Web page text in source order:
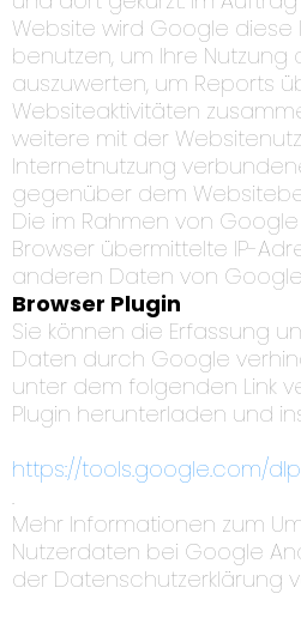
Website wird Google
benutzen, um Ihre Nutzung
auszuwerten, um Reports
Websiteaktivitäten
weitere mit der
Internetnutzung
gegenüber dem
Die im Rahmen von
Browser übermittelte IP-
anderen Daten von
Browser Plugin
Sie können die Erfassung
Daten durch Google
unter dem folgenden Link
Plugin herunterladen und
https://tools.google.com/
.
Mehr Informationen zum
Nutzerdaten bei Google
der Datenschutzerklärung